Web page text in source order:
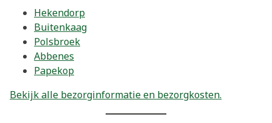
Hekendorp
Buitenkaag
Polsbroek
Abbenes
Papekop
Bekijk alle bezorginformatie en bezorgkosten.